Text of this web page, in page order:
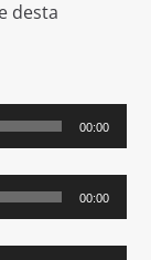
desta
00:00
00:00